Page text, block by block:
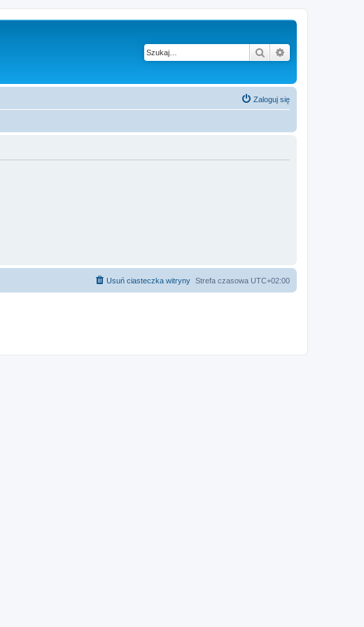
Szukaj
Zaloguj się
Strefa czasowa UTC+02:00
Usuń ciasteczka witryny